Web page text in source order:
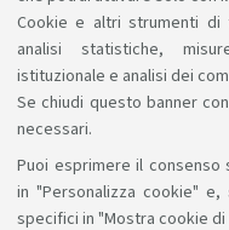
Cookie e altri strumenti di
analisi statistiche,
istituzionale e analisi dei
Se chiudi questo banner
necessari.
Puoi esprimere il
in "Personalizza cookie"
specifici in "Mostra cookie
1 2 3
Sosteniamo